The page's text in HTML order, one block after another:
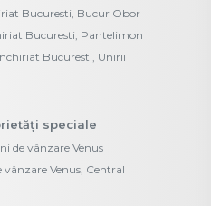
Bucuresti, Bucur Obor
Bucuresti, Pantelimon
Bucuresti, Unirii
speciale
de vânzare Venus
Venus, Central